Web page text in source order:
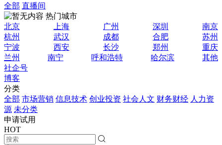
全部 直播间
热门城市
北京
上海 广州 深圳
南京
杭州
武汉 成都 合肥
苏州
宁波
西安 长沙 郑州
重庆
兰州
南宁 呼和浩特 哈尔滨
其他
社企号
博客
分类
全部 市场营销 信息技术 创业投资 社会人文 财务财经 人力资
源 未分类
申请试用
HOT